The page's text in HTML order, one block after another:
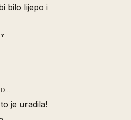
bilo lijepo i
je uradila!